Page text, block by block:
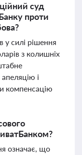
суд
проти
у силі рішення
з колишніх
і
компенсацію
означає, що